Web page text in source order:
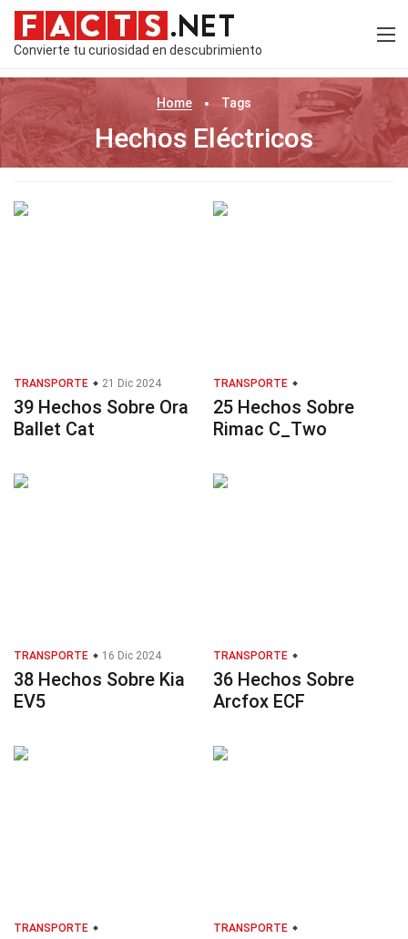
Convierte tu curiosidad en descubrimiento
Home Tags
Hechos Eléctricos
TRANSPORTE 21 Dic 2024
39 Hechos Sobre Ora
Ballet Cat
TRANSPORTE
25 Hechos Sobre
Rimac C_Two
TRANSPORTE 16 Dic 2024
38 Hechos Sobre Kia
EV5
TRANSPORTE
36 Hechos Sobre
Arcfox ECF
TRANSPORTE TRANSPORTE